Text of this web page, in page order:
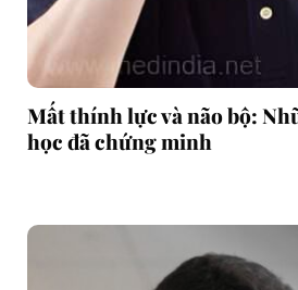
Mất thính lực và não bộ:
học đã chứng minh